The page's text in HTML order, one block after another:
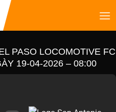
PASO LOCOMOTIVE FC
19-04-2026 – 08:00